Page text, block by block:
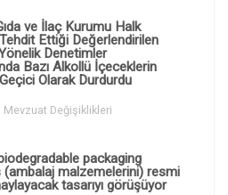
ve İlaç Kurumu Halk
Tehdit Ettiği Değerlendirilen
Denetimler
Bazı Alkollü İçeceklerin
Geçici Olarak Durdurdu
Mevzuat Değişiklikleri
packaging
(ambalaj malzemelerini) resmi
tasarıyı görüşüyor